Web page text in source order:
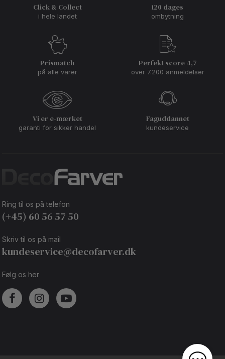
Click & Collect
i hele landet
120 dages
ombytning
Prismatch
på alle varer
Perfekt score 4,7
over 7.200 anmeldelser
Vi er e-mærket
garanti for sikker handel
Faguddannet
kundeservice
Ring til os på telefon
(+45) 60 56 57 50
Skriv til os på mail
kundeservice@decofarver.dk
Følg os her